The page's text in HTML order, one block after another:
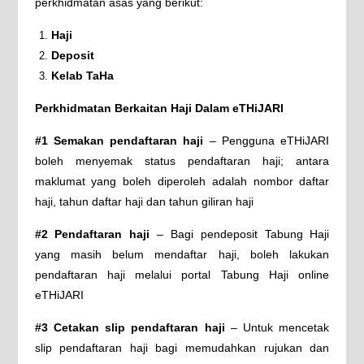
Haji
Deposit
Kelab TaHa
Perkhidmatan Berkaitan Haji Dalam eTHiJARI
#1 Semakan pendaftaran haji – Pengguna eTHiJARI
boleh menyemak status pendaftaran haji; antara
maklumat yang boleh diperoleh adalah nombor daftar
haji, tahun daftar haji dan tahun giliran haji
#2 Pendaftaran haji – Bagi pendeposit Tabung Haji
yang masih belum mendaftar haji, boleh lakukan
pendaftaran haji melalui portal Tabung Haji online
eTHiJARI
#3 Cetakan slip pendaftaran haji – Untuk mencetak
slip pendaftaran haji bagi memudahkan rujukan dan